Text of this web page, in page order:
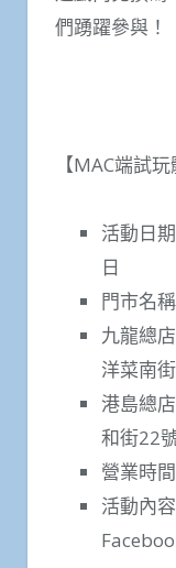
們踴躍參與！
【MAC端試玩
活動日
日
門市名稱
九龍總
洋菜南街
港島總
和街22號
營業時
活動內